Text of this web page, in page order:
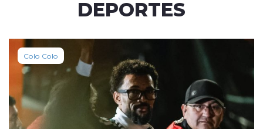
DEPORTES
Colo Colo